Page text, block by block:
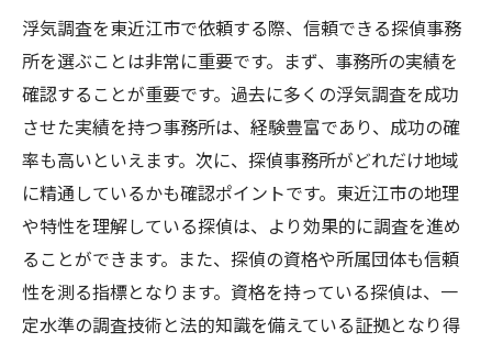
東近江市での信頼性の高い探偵事務所の特
徴
浮気調査のプロセスと探偵の選び方
探偵事務所選びの重要なポイントまとめ
浮気調査成功のために避けるべき落とし穴
東近江市での浮気調査成功事例から学ぶ
浮気調査成功への道東近江市の信頼できる探偵
選び
成功した浮気調査事例から得られる教訓
浮気調査を東近江市で依頼する際、信頼できる探偵事務
所を選ぶことは非常に重要です。まず、事務所の実績を
確認することが重要です。過去に多くの浮気調査を成功
させた実績を持つ事務所は、経験豊富であり、成功の確
率も高いといえます。次に、探偵事務所がどれだけ地域
に精通しているかも確認ポイントです。東近江市の地理
や特性を理解している探偵は、より効果的に調査を進め
ることができます。また、探偵の資格や所属団体も信頼
性を測る指標となります。資格を持っている探偵は、一
定水準の調査技術と法的知識を備えている証拠となり得